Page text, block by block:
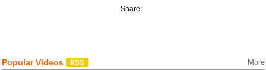
Share:
Popular Videos More